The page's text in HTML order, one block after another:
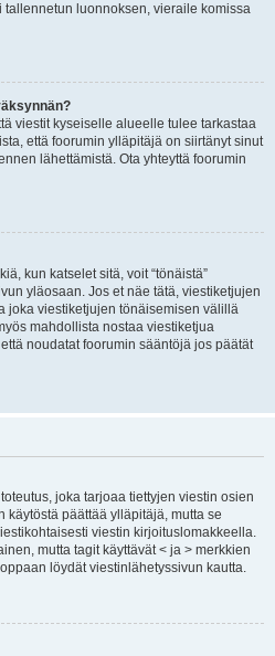
tallennetun luonnoksen, vieraile komissa
viestit kyseiselle alueelle tulee tarkastaa
että foorumin ylläpitäjä on siirtänyt sinut
lähettämistä. Ota yhteyttä foorumin
kun katselet sitä, voit “tönäistä”
yläosaan. Jos et näe tätä, viestiketjujen
joka viestiketjujen tönäisemisen välillä
mahdollista nostaa viestiketjua
noudatat foorumin sääntöjä jos päätät
joka tarjoaa tiettyjen viestin osien
päättää ylläpitäjä, mutta se
viestin kirjoituslomakkeella.
mutta tagit käyttävät < ja > merkkien
löydät viestinlähetyssivun kautta.